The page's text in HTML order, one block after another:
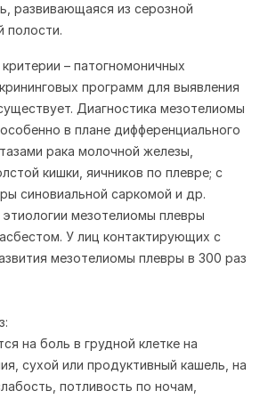
развивающаяся из серозной
полости.
– патогномоничных
программ для выявления
Диагностика мезотелиомы
в плане дифференциального
рака молочной железы,
кишки, яичников по плевре; с
синовиальной саркомой и др.
мезотелиомы плевры
У лиц контактирующих с
мезотелиомы плевры в 300 раз
на боль в грудной клетке на
сухой или продуктивный кашель, на
потливость по ночам,